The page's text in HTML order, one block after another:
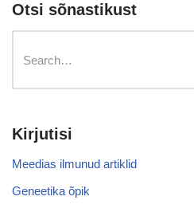
Otsi sõnastikust
Kirjutisi
Meedias ilmunud artiklid
Geneetika õpik